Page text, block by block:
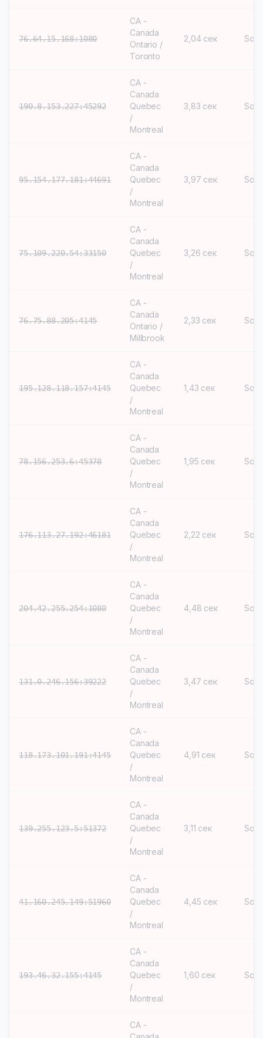
76.64.15.168:1080
CA -
Canada
Ontario /
Toronto
2,04 сек
190.8.153.227:45292
CA -
Canada
Quebec
/
Montreal
3,83 сек
95.154.177.181:44691
CA -
Canada
Quebec
/
Montreal
3,97 сек
75.109.220.54:33150
CA -
Canada
Quebec
/
Montreal
3,26 сек
76.75.88.205:4145
CA -
Canada
Ontario /
Millbrook
2,33 сек
195.128.118.157:4145
CA -
Canada
Quebec
/
Montreal
1,43 сек
78.156.253.6:45378
CA -
Canada
Quebec
/
Montreal
1,95 сек
176.113.27.192:46181
CA -
Canada
Quebec
/
Montreal
2,22 сек
204.42.255.254:1080
CA -
Canada
Quebec
/
Montreal
4,48 сек
131.0.246.156:39222
CA -
Canada
Quebec
/
Montreal
3,47 сек
118.173.101.191:4145
CA -
Canada
Quebec
/
Montreal
4,91 сек
139.255.123.5:51372
CA -
Canada
Quebec
/
Montreal
3,11 сек
41.160.245.149:51960
CA -
Canada
Quebec
/
Montreal
4,45 сек
193.46.32.155:4145
CA -
Canada
Quebec
/
Montreal
1,60 сек
CA -